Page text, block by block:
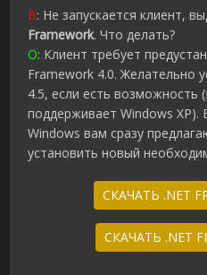
В: Не запускается клиент,
Framework. Что делать?
О: Клиент требует
Framework 4.0. Желательно
4.5, если есть возможность
поддерживает Windows
Windows вам сразу
установить новый
СКАЧАТЬ .NET
СКАЧАТЬ .NET